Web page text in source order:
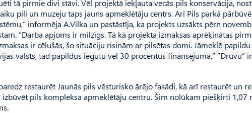
tā pirmie divi stāvi. Vēl projektā iekļauta vecās pils konservācija,
pili un muzeju taps jauns apmeklētāju centrs. Arī Pils parkā
informēja A.Vilka un pastāstīja, ka projekts uzsākts pērn
”Darba apjoms ir milzīgs. Tā kā projekta izmaksas aprēķinātas
ir cēlušās, šo situāciju risinām ar pilsētas domi. Jāmeklē
valsts, tad papildus iegūtu vēl 30 procentus finansējuma,”
restaurēt Jaunās pils vēsturisko ārējo fasādi, kā arī restaurēt un
pils kompleksa apmeklētāju centru. Šim nolūkam piešķirti